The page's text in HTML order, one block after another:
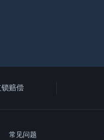
锁赔偿
常见问题